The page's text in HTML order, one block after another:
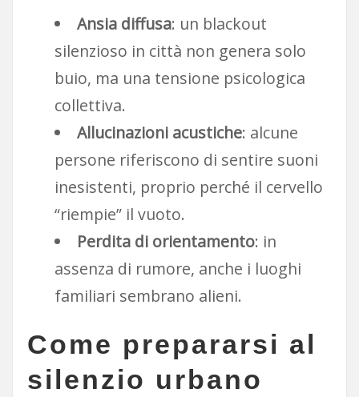
Ansia diffusa: un blackout
silenzioso in città non genera solo
buio, ma una tensione psicologica
collettiva.
Allucinazioni acustiche: alcune
persone riferiscono di sentire suoni
inesistenti, proprio perché il cervello
“riempie” il vuoto.
Perdita di orientamento: in
assenza di rumore, anche i luoghi
familiari sembrano alieni.
Come prepararsi al
silenzio urbano